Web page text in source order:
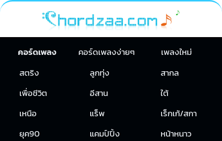
คอร์ดเพลง คอร์ดเพลงง่ายๆ
เพลงใหม่
สตริง
ลูกทุ่ง
สากล
เพื่อชีวิต
อีสาน
ใต้
เหนือ
แร็พ
เร็กเก้/สกา
ยุค90
แคมป์ปิ้ง หน้าหนาว